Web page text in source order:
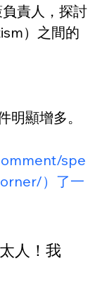
責人，探討
）之間的
明顯增多。
spe
）了一
人！我